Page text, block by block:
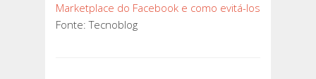
Marketplace do Facebook e como evitá-los
Fonte: Tecnoblog